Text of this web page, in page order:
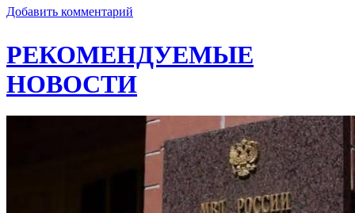
Добавить комментарий
РЕКОМЕНДУЕМЫЕ
НОВОСТИ